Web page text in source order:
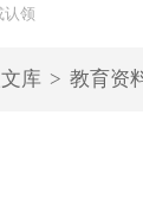
认领
库 > 教育资